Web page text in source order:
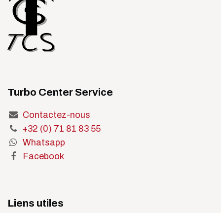
Turbo Center Service
Contactez-nous
+32 (0) 71 81 83 55
Whatsapp
Facebook
Liens utiles